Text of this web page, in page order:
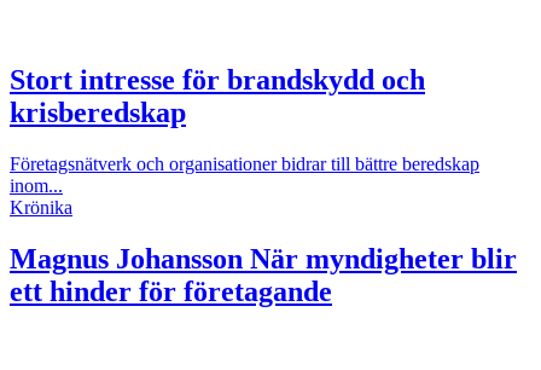
Stort intresse för brandskydd och
krisberedskap
Företagsnätverk och organisationer bidrar till bättre beredskap
inom...
Krönika
Magnus Johansson När myndigheter blir
ett hinder för företagande